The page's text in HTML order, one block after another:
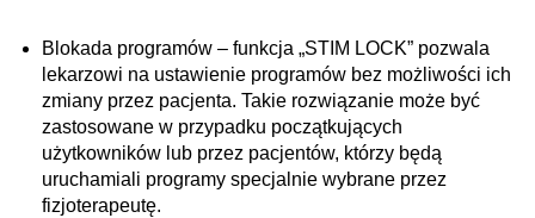
Blokada programów – funkcja „STIM LOCK” pozwala
lekarzowi na ustawienie programów bez możliwości ich
zmiany przez pacjenta. Takie rozwiązanie może być
zastosowane w przypadku początkujących
użytkowników lub przez pacjentów, którzy będą
uruchamiali programy specjalnie wybrane przez
fizjoterapeutę.